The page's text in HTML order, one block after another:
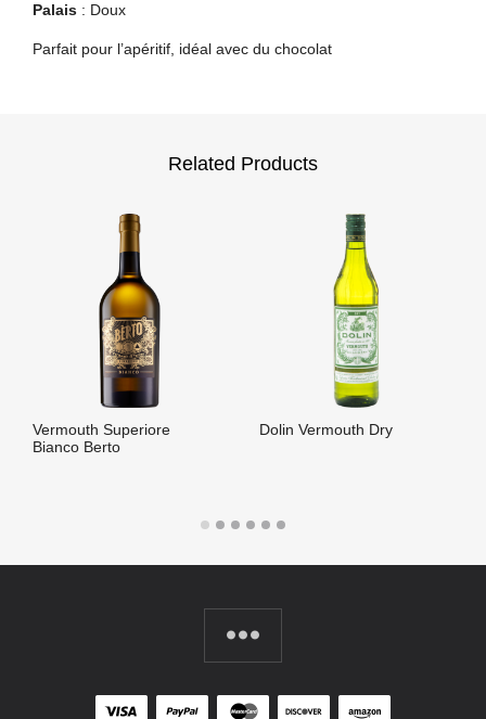
Palais : Doux
Parfait pour l’apéritif, idéal avec du chocolat
Related Products
Vermouth Superiore
Bianco Berto
Dolin Vermouth Dry